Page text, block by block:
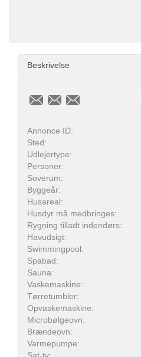
Beskrivelse
Annonce ID:
Sted:
Udlejertype:
Personer:
Soverum:
Byggeår:
Husareal:
Husdyr må medbringes:
Rygning tilladt indendørs:
Havudsigt:
Swimmingpool:
Spabad:
Sauna:
Vaskemaskine:
Tørretumbler:
Opvaskemaskine:
Microbølgeovn:
Brændeovn:
Varmepumpe: